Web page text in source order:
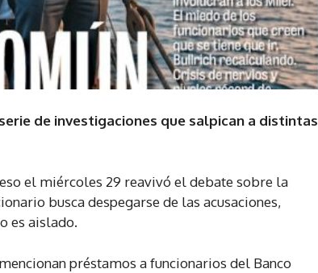
de investigaciones que salpican a distintas
el miércoles 29 reavivó el debate sobre la
busca despegarse de las acusaciones,
es aislado.
préstamos a funcionarios del Banco